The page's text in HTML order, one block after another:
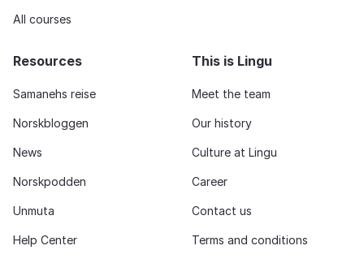
All courses
Resources
Samanehs reise
Norskbloggen
News
Norskpodden
Unmuta
Help Center
This is Lingu
Meet the team
Our history
Culture at Lingu
Career
Contact us
Terms and conditions